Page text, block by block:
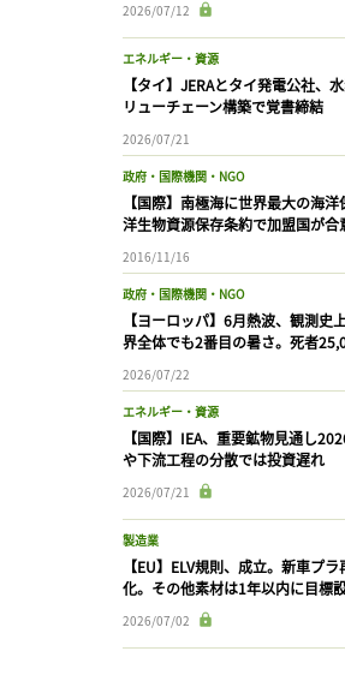
2026/07/12
エネルギー・資源
【タイ】JERAとタイ発電公社、
リューチェーン構築で覚書締結
2026/07/21
政府・国際機関・NGO
【国際】南極海に世界最大の海
洋生物資源保存条約で加盟国が合
2016/11/16
政府・国際機関・NGO
【ヨーロッパ】6月熱波、観測史
界全体でも2番目の暑さ。死者
2026/07/22
エネルギー・資源
【国際】IEA、重要鉱物見通し
や下流工程の分散では投資遅れ
2026/07/21
製造業
【EU】ELV規則、成立。新車プ
化。その他素材は1年以内に目標
2026/07/02